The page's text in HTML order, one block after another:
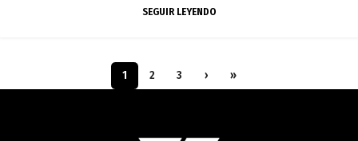
SEGUIR LEYENDO
1 2 3 › »